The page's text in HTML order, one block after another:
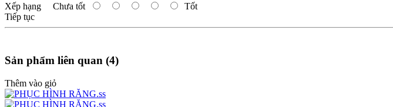
Xếp hạng Chưa tốt
Tốt
Tiếp tục
Sản phẩm liên quan (4)
Thêm vào giỏ